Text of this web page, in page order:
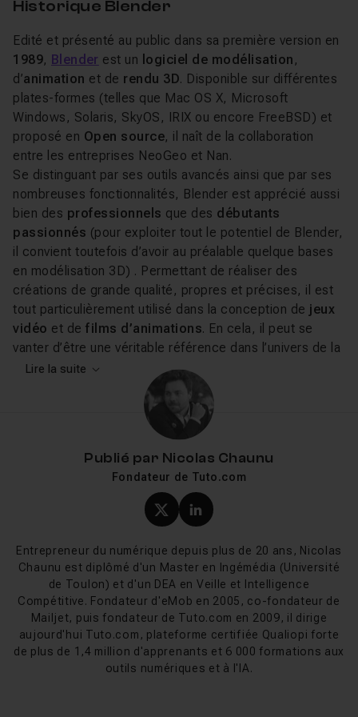
Historique Blender
Edité et présenté au public dans sa première version en
1989, Blender est un logiciel de modélisation ,
d’animation et de rendu 3D. Disponible sur différentes
plates-formes (telles que Mac OS X, Microsoft
Windows, Solaris, SkyOS, IRIX ou encore FreeBSD) et
proposé en Open source, il naît de la collaboration
entre les entreprises NeoGeo et Nan.
Se distinguant par ses outils avancés ainsi que par ses
nombreuses fonctionnalités, Blender est apprécié aussi
bien des professionnels que des débutants
passionnés (pour exploiter tout le potentiel de Blender,
il convient toutefois d’avoir au préalable quelque bases
en modélisation 3D) . Permettant de réaliser des
créations de grande qualité, propres et précises, il est
tout particulièrement utilisé dans la conception de jeux
vidéo et de films d’animations. En cela, il peut se
vanter d’être une véritable référence dans l’univers de la
modélisation 3D.
La lumière dans Blender
Inutile de préciser qu’il s’agit là d’un élément
fondamental lorsque l’on travaille avec ce logiciel. Pour
optimiser la qualité de la création finale, Blender
différentes types d’éclairage
but étant bien sûr de sublimer le travail et de le rendre,
dans un même temps, le plus crédible et réaliste
possible.
Blender propose cinq types de sources lumineuses
différentes : l’Area, le Spot, lePoint, l’Hemiet leSun
(celle-ci étant, comme son nom l’indique,
particulièrement appropriée pour l’animation d’une scène
Lire la suite
Publié par Nicolas Chaunu
Fondateur de Tuto.com
Profil X (twitter) de
Profil LinkedIn de
Entrepreneur du numérique depuis plus de 20 ans, Nicolas
Chaunu est diplômé d'un Master en Ingémédia (Université
de Toulon) et d'un DEA en Veille et Intelligence
Compétitive. Fondateur d'eMob en 2005, co-fondateur de
Mailjet, puis fondateur de Tuto.com en 2009, il dirige
aujourd'hui Tuto.com, plateforme certifiée Qualiopi forte
de plus de 1,4 million d'apprenants et 6 000 formations aux
outils numériques et à l'IA.